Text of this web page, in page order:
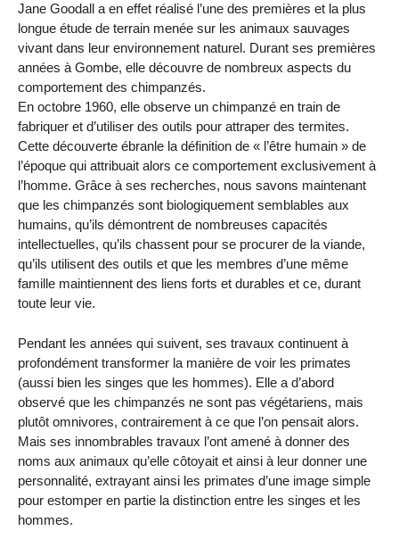
Jane Goodall a en effet réalisé l’une des premières et la plus
longue étude de terrain menée sur les animaux sauvages
vivant dans leur environnement naturel. Durant ses premières
années à Gombe, elle découvre de nombreux aspects du
comportement des chimpanzés.
En octobre 1960, elle observe un chimpanzé en train de
fabriquer et d’utiliser des outils pour attraper des termites.
Cette découverte ébranle la définition de « l’être humain » de
l’époque qui attribuait alors ce comportement exclusivement à
l’homme. Grâce à ses recherches, nous savons maintenant
que les chimpanzés sont biologiquement semblables aux
humains, qu’ils démontrent de nombreuses capacités
intellectuelles, qu’ils chassent pour se procurer de la viande,
qu’ils utilisent des outils et que les membres d’une même
famille maintiennent des liens forts et durables et ce, durant
toute leur vie.
Pendant les années qui suivent, ses travaux continuent à
profondément transformer la manière de voir les primates
(aussi bien les singes que les hommes). Elle a d’abord
observé que les chimpanzés ne sont pas végétariens, mais
plutôt omnivores, contrairement à ce que l’on pensait alors.
Mais ses innombrables travaux l’ont amené à donner des
noms aux animaux qu’elle côtoyait et ainsi à leur donner une
personnalité, extrayant ainsi les primates d’une image simple
pour estomper en partie la distinction entre les singes et les
hommes.